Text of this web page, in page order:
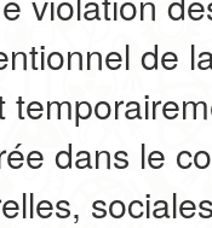
de
dans le